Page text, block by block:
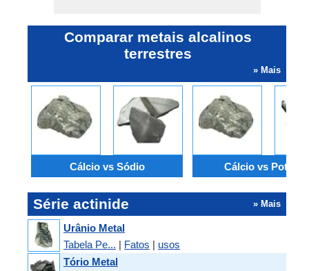
Comparar metais alcalinos
terrestres
» Mais
Cálcio vs Sódio Cálcio vs
Série actinide » Mais
Urânio Metal
Tabela Pe... | Fatos | usos
Tório Metal